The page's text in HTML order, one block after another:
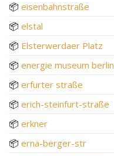
📦 eisenbahnstraße
📦 elstal
📦 Elsterwerdaer Platz
📦 energie museum berlin
📦 erfurter straße
📦 erich-steinfurt-straße
📦 erkner
📦 erna-berger-str